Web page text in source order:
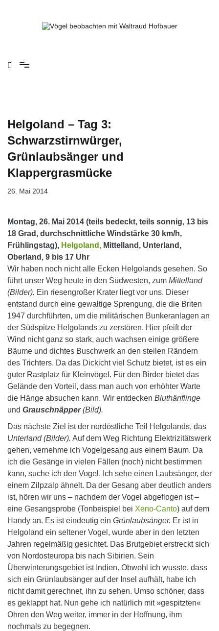
Helgoland – Tag 3:
Schwarzstirnwürger,
Grünlaubsänger und
Klappergrasmücke
26. Mai 2014
Montag, 26. Mai 2014 (teils bedeckt, teils sonnig, 13 bis
18 Grad, durchschnittliche Windstärke 30 km/h,
Frühlingstag), Helgoland, Mittelland, Unterland,
Oberland, 9 bis 17 Uhr
Wir haben noch nicht alle Ecken Helgolands gesehen. So
führt unser Weg heute in den Südwesten, zum Mittelland
(Bilder). Ein riesengroßer Krater liegt vor uns. Dieser
entstand durch eine gewaltige Sprengung, die die Briten
1947 durchführten, um die militärischen Bunkeranlagen an
der Südspitze Helgolands zu zerstören. Hier pfeift der
Wind nicht ganz so stark, auch wachsen einige größere
Bäume und dichtes Buschwerk an den steilen Rändern
des Trichters. Da das Dickicht viel Schutz bietet, ist es ein
guter Rastplatz für Kleinvögel. Für den Birder bietet das
Gelände den Vorteil, dass man auch von erhöhter Warte
die Hänge absuchen kann. Wir entdecken Bluthänflinge
und Grauschnäpper (Bild).
Das nächste Ziel ist der nordöstliche Teil Helgolands, das
Unterland (Bilder). Auf dem Weg Richtung Elektrizitätswerk
gehen, vernehme ich Vogelgesang aus einem Baum. Da
ich die Gesänge in vielen Fällen (noch) nicht bestimmen
kann, suche ich den Vogel. Ich sehe einen Laubsänger, der
einem Zilpzalp ähnelt. Da der Gesang aber deutlich anders
ist, hören wir uns – nachdem der Vogel abgeflogen ist –
eine Gesangsprobe (Tonbeispiel bei Xeno-Canto) auf dem
Handy an. Es ist eindeutig ein Grünlaubsänger. Er ist in
Helgoland ein seltener Vogel, wurde aber in den letzten
Jahren regelmäßig gesichtet. Das Brutgebiet erstreckt sich
von Nordosteuropa bis nach Sibirien. Sein
Überwinterungsgebiet ist Indien. Obwohl ich wusste, dass
sich ein Grünlaubsänger auf der Insel aufhält, habe ich
nicht damit gerechnet, ihn zu sehen. Umso schöner, dass
es geklappt hat. Nun gehe ich natürlich mit »gespitzten«
Ohren den Weg weiter, immer in der Hoffnung, ihm
nochmals zu begegnen.